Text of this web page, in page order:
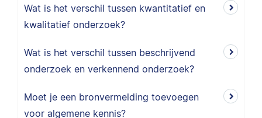
Wat is het verschil tussen kwantitatief en
kwalitatief onderzoek?
Wat is het verschil tussen beschrijvend
onderzoek en verkennend onderzoek?
Moet je een bronvermelding toevoegen
voor algemene kennis?